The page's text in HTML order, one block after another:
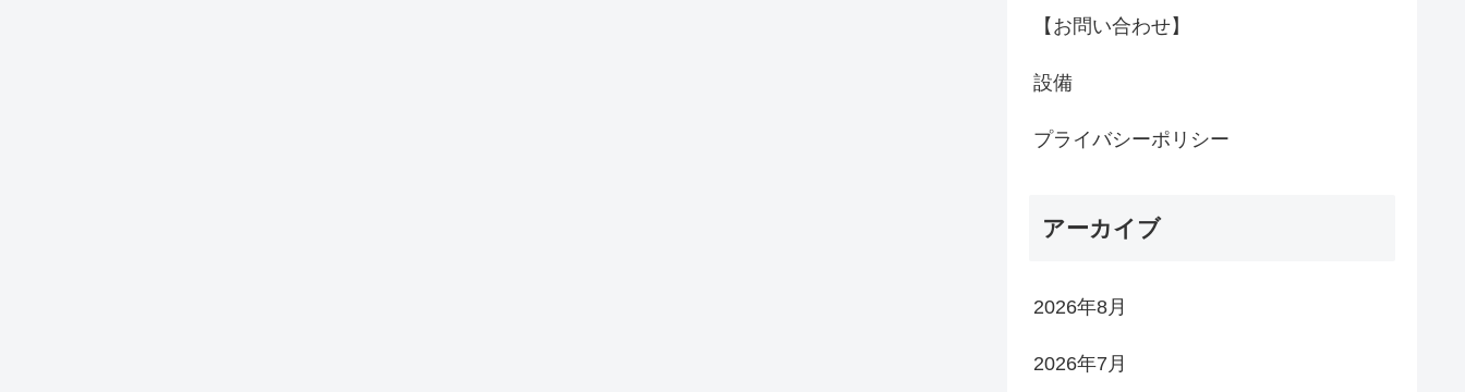
【お問い合わせ】
設備
プライバシーポリシー
アーカイブ
2026年8月
2026年7月